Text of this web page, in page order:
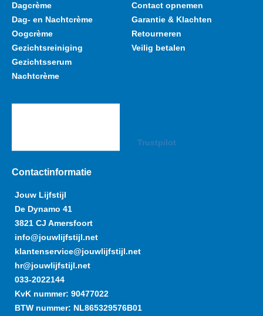
Dagcrème
Dag- en Nachtcrème
Oogcrème
Gezichtsreiniging
Gezichtsserum
Nachtcrème
Contact opnemen
Garantie & Klachten
Retourneren
Veilig betalen
Trustpilot
Contactinformatie
Jouw Lijfstijl
De Dynamo 41
3821 CJ Amersfoort
info@jouwlijfstijl.net
klantenservice@jouwlijfstijl.net
hr@jouwlijfstijl.net
033-2022144
KvK nummer: 90477022
BTW nummer: NL865329576B01